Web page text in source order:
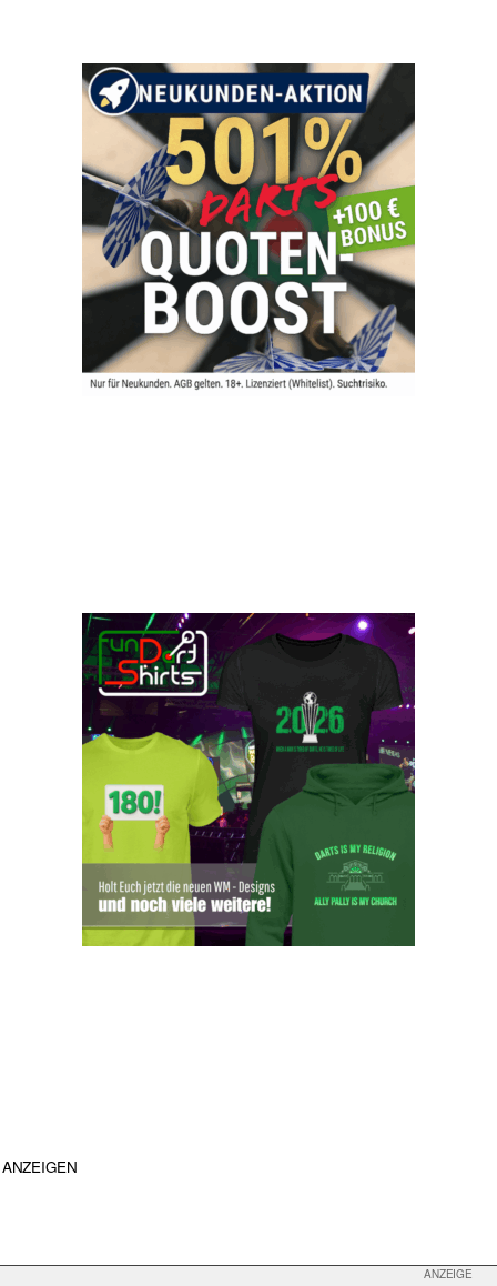
ANZEIGEN